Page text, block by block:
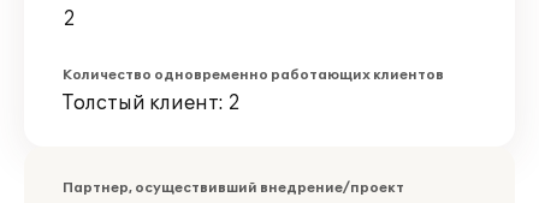
2
Количество одновременно работающих клиентов
Толстый клиент: 2
Партнер, осуществивший внедрение/проект